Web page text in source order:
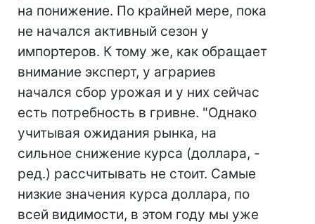
на понижение. По крайней мере, пока
не начался активный сезон у
импортеров. К тому же, как обращает
внимание эксперт, у аграриев
начался сбор урожая и у них сейчас
есть потребность в гривне. "Однако
учитывая ожидания рынка, на
сильное снижение курса (доллара, -
ред.) рассчитывать не стоит. Самые
низкие значения курса доллара, по
всей видимости, в этом году мы уже